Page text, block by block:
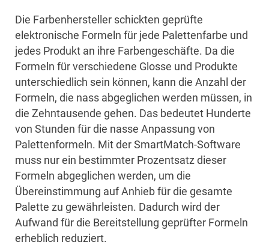
Die Farbenhersteller schickten geprüfte
elektronische Formeln für jede Palettenfarbe und
jedes Produkt an ihre Farbengeschäfte. Da die
Formeln für verschiedene Glosse und Produkte
unterschiedlich sein können, kann die Anzahl der
Formeln, die nass abgeglichen werden müssen, in
die Zehntausende gehen. Das bedeutet Hunderte
von Stunden für die nasse Anpassung von
Palettenformeln. Mit der SmartMatch-Software
muss nur ein bestimmter Prozentsatz dieser
Formeln abgeglichen werden, um die
Übereinstimmung auf Anhieb für die gesamte
Palette zu gewährleisten. Dadurch wird der
Aufwand für die Bereitstellung geprüfter Formeln
erheblich reduziert.